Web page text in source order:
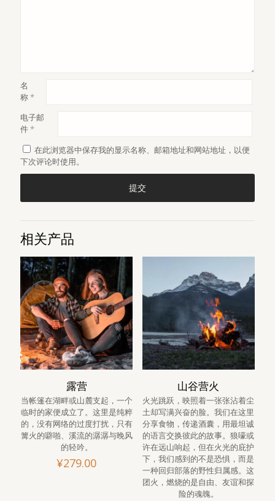
名
称*
电子邮
件*
在此浏览器中保存我的显示名称、邮箱地址和网站地址，以便
下次评论时使用。
相关产品
露营
当帐篷在湖畔或山麓支起，一个
临时的家便成立了。这里是纯粹
的，没有网络的过度打扰，只有
篝火的噼啪、溪流的潺潺与晚风
的轻吟。
¥279.00
山谷营火
火光跳跃，映照着一张张沾着尘
土却写满兴奋的脸。我们在这里
分享食物，传递酒囊，用最坦诚
的语言交换彼此的故事。狼嚎或
许在远山响起，但在火光的庇护
下，我们感到的不是恐惧，而是
一种回归部落的野性归属感。这
团火，燃烧的是自由、友谊和探
险的魂魄。